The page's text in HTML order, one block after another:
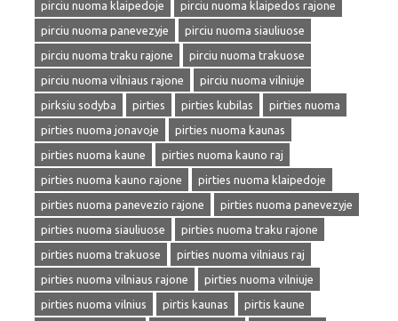
pirciu nuoma klaipedoje
pirciu nuoma klaipedos rajone
pirciu nuoma panevezyje
pirciu nuoma siauliuose
pirciu nuoma traku rajone
pirciu nuoma trakuose
pirciu nuoma vilniaus rajone
pirciu nuoma vilniuje
pirksiu sodyba
pirties pirties kubilas
pirties nuoma
pirties nuoma jonavoje
pirties nuoma kaunas
pirties nuoma kaune
pirties nuoma kauno raj
pirties nuoma kauno rajone
pirties nuoma klaipedoje
pirties nuoma panevezio rajone
pirties nuoma panevezyje
pirties nuoma siauliuose
pirties nuoma traku rajone
pirties nuoma trakuose
pirties nuoma vilniaus raj
pirties nuoma vilniaus rajone
pirties nuoma vilniuje
pirties nuoma vilnius
pirtis kaunas
pirtis kaune